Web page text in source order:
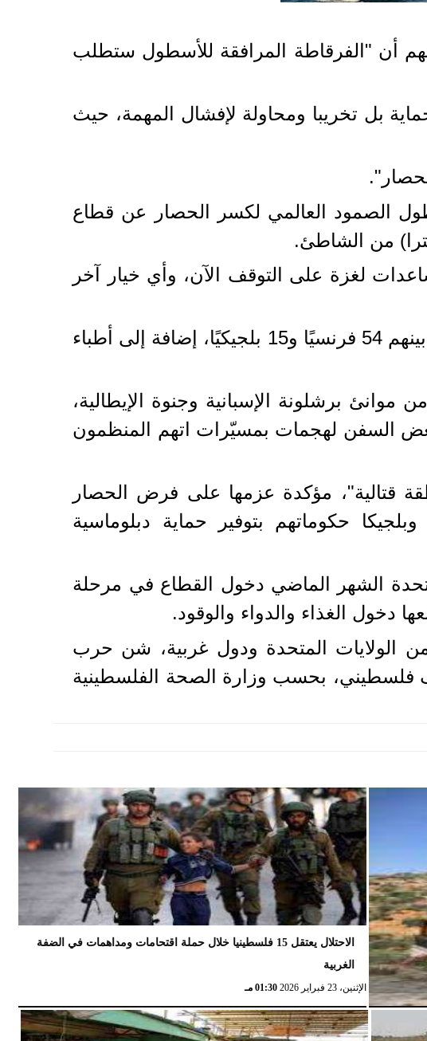
أن "الفرقاطة المرافقة للأسطول ستطلب
بل تخريبا ومحاولة لإفشال المهمة، حيث
الصمود العالمي لكسر الحصار عن قطاع
لغزة على التوقف الآن، وأي خيار آخر
ويضم الأسطول أكثر من 50 قاربًا ومئات الناشطين من نحو 45 دولة، من بينهم 54 فرنسيًا و15 بلجيكيًا، إضافة إلى أطباء
برشلونة الإسبانية وجنوة الإيطالية،
السفن لهجمات بمسيّرات اتهم المنظمون
قتالية"، مؤكدة عزمها على فرض الحصار
وصحفيًا في فرنسا وبلجيكا حكوماتهم بتوفير حماية دبلوماسية
الشهر الماضي دخول القطاع في مرحلة
الأول/أكتوبر 2023، بدعم مباشر من الولايات المتحدة ودول غربية، شن حرب
غزة، أسفرت حتى اليوم عن استشهاد وإصابة أكثر من 234 ألف فلسطيني، بحسب وزارة الصحة الفلسطينية
الاحتلال يعتقل 15 فلسطينيا خلال حملة اقتحامات ومداهمات في الضفة
الغربية
الإثنين، 23 فبراير 2026 01:30 مـ